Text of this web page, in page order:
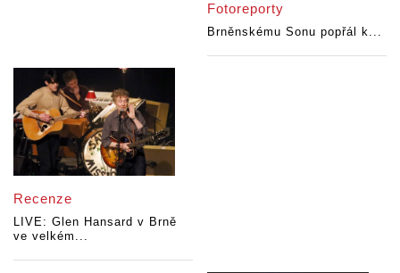
Fotoreporty
Brněnskému Sonu popřál k...
Recenze
LIVE: Glen Hansard v Brně
ve velkém...